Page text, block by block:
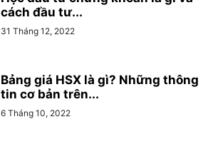
cách đầu tư...
31 Tháng 12, 2022
Bảng giá HSX là gì? Những thông
tin cơ bản trên...
6 Tháng 10, 2022